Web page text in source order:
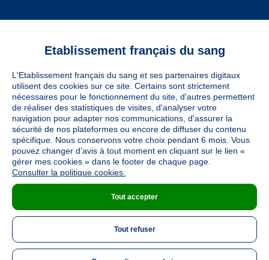
Vous êtes
Informations légales
Utiles
À découvrir
Nous suivre
Instagram
Facebook
YouTube
Etablissement français du sang
L'Etablissement français du sang et ses partenaires digitaux
utilisent des cookies sur ce site. Certains sont strictement
nécessaires pour le fonctionnement du site, d'autres permettent
de réaliser des statistiques de visites, d'analyser votre
navigation pour adapter nos communications, d'assurer la
sécurité de nos plateformes ou encore de diffuser du contenu
spécifique. Nous conservons votre choix pendant 6 mois. Vous
pouvez changer d’avis à tout moment en cliquant sur le lien «
gérer mes cookies » dans le footer de chaque page.
Consulter la politique cookies.
Tout accepter
Tout refuser